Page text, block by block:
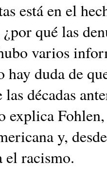
está en el
qué las
varios
hay duda de
décadas
explica
y,
el racismo.